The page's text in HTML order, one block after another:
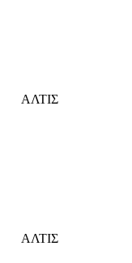
ΑΛΤΙΣ
ΑΛΤΙΣ